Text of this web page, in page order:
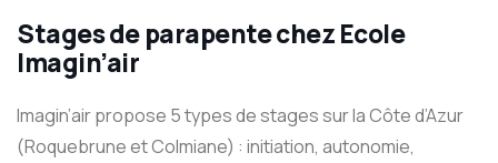
Stages de parapentechez Ecole
Imagin’air
Imagin’air propose 5 types de stages sur la Côte d’Azur
(Roquebrune et Colmiane) : initiation, autonomie,